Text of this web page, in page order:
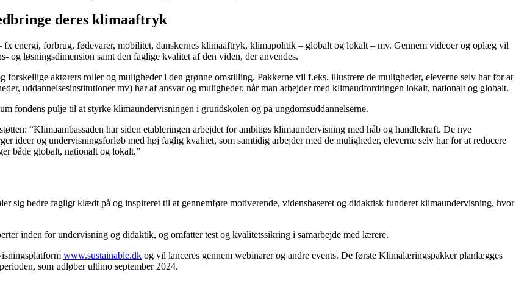
deres klimaaftryk
energi, forbrug, fødevarer, mobilitet, danskernes klimaaftryk, klimapolitik – globalt og lokalt – mv. Gennem videoer og oplæg vil
løsningsdimension samt den faglige kvalitet af den viden, der anvendes.
aktørers roller og muligheder i den grønne omstilling. Pakkerne vil f.eks. illustrere de muligheder, eleverne selv har for at
uddannelsesinstitutioner mv) har af ansvar og muligheder, når man arbejder med klimaudfordringen lokalt, nationalt og globalt.
fondens pulje til at styrke klimaundervisningen i grundskolen og på ungdomsuddannelserne.
“Klimaambassaden har siden etableringen arbejdet for ambitiøs klimaundervisning med håb og handlekraft. De nye
ideer og undervisningsforløb med høj faglig kvalitet, som samtidig arbejder med de muligheder, eleverne selv har for at reducere
både globalt, nationalt og lokalt.”
sig bedre fagligt klædt på og inspireret til at gennemføre motiverende, vidensbaseret og didaktisk funderet klimaundervisning, hvor
inden for undervisning og didaktik, og omfatter test og kvalitetssikring i samarbejde med lærere.
www.sustainable.dk og vil lanceres gennem webinarer og andre events. De første Klimalæringspakker planlægges
som udløber ultimo september 2024.